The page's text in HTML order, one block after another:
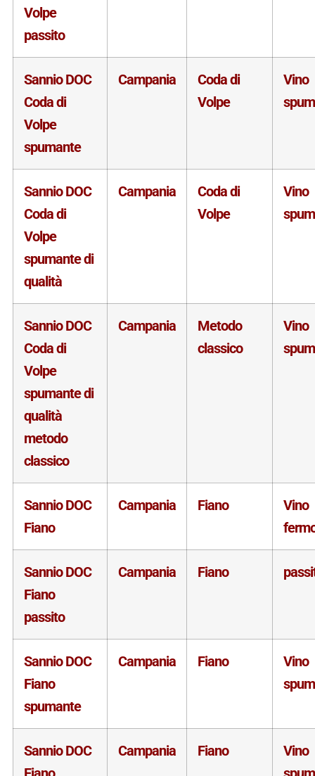
Volpe
passito
Sannio DOC
Coda di
Volpe
spumante
Campania
Coda di
Volpe
Vino
Sannio DOC
Coda di
Volpe
spumante di
qualità
Campania
Coda di
Volpe
Vino
Sannio DOC
Coda di
Volpe
spumante di
qualità
metodo
classico
Campania
Metodo
classico
Vino
Sannio DOC
Fiano
Campania Fiano
Vino
Sannio DOC
Fiano
passito
Campania Fiano
Sannio DOC
Fiano
spumante
Campania Fiano
Vino
Sannio DOC
Campania Fiano
Vino